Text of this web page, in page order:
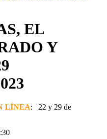
EL
Y
LÍNEA: 22 y 29 de